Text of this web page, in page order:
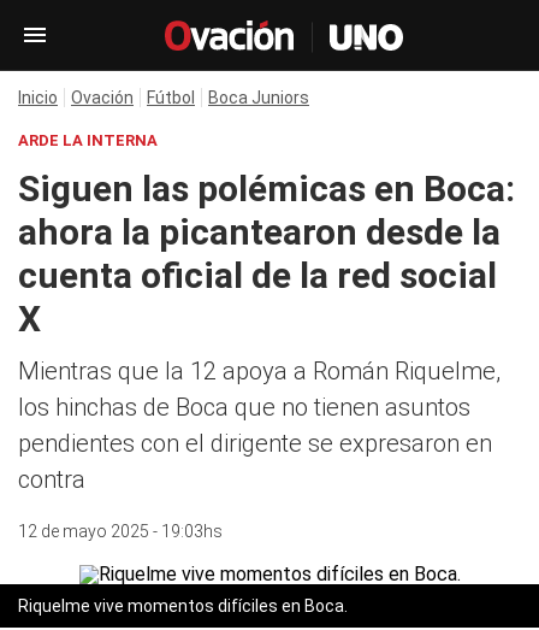
Inicio Ovación Fútbol Boca Juniors
ARDE LA INTERNA
Siguen las polémicas en Boca:
ahora la picantearon desde la
cuenta oficial de la red social
X
Mientras que la 12 apoya a Román Riquelme,
los hinchas de Boca que no tienen asuntos
pendientes con el dirigente se expresaron en
contra
12 de mayo 2025 - 19:03hs
Riquelme vive momentos difíciles en Boca.